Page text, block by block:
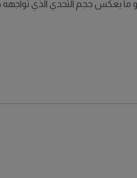
ما يعكس حجم التحدي الذي